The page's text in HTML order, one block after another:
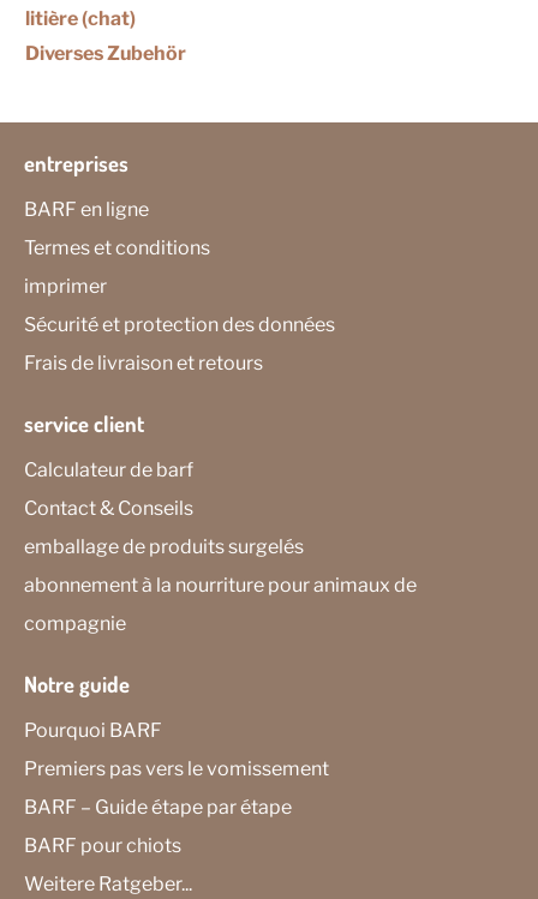
litière (chat)
Diverses Zubehör
entreprises
BARF en ligne
Termes et conditions
imprimer
Sécurité et protection des données
Frais de livraison et retours
service client
Calculateur de barf
Contact & Conseils
emballage de produits surgelés
abonnement à la nourriture pour animaux de
compagnie
Notre guide
Pourquoi BARF
Premiers pas vers le vomissement
BARF – Guide étape par étape
BARF pour chiots
Weitere Ratgeber...